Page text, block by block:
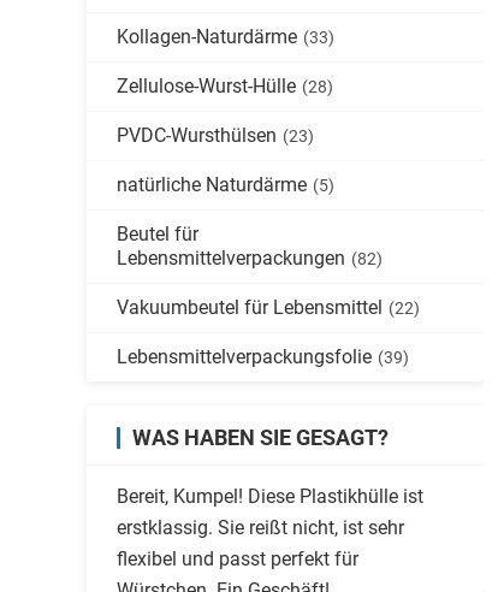
Kollagen-Naturdärme (33)
Zellulose-Wurst-Hülle (28)
PVDC-Wursthülsen (23)
natürliche Naturdärme (5)
Beutel für
Lebensmittelverpackungen (82)
Vakuumbeutel für Lebensmittel (22)
Lebensmittelverpackungsfolie (39)
WAS HABEN SIE GESAGT?
Bereit, Kumpel! Diese Plastikhülle ist
erstklassig. Sie reißt nicht, ist sehr
flexibel und passt perfekt für